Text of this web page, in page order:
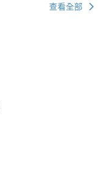
查看全部